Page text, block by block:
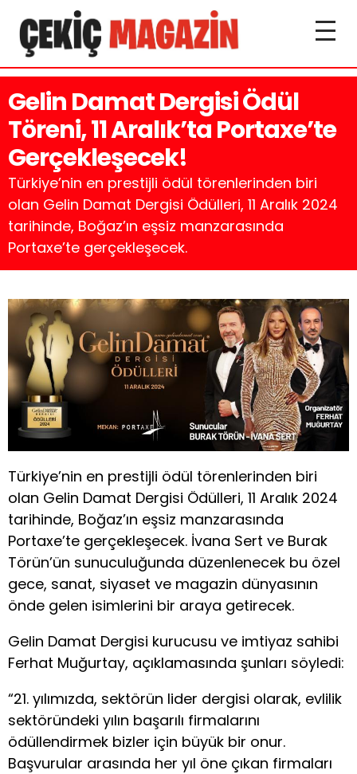
Gelin Damat Dergisi Ödül
Töreni, 11 Aralık’ta Portaxe’te
Gerçekleşecek!
Türkiye’nin en prestijli ödül törenlerinden biri
olan Gelin Damat Dergisi Ödülleri, 11 Aralık 2024
tarihinde, Boğaz’ın eşsiz manzarasında
Portaxe’te gerçekleşecek.
Türkiye’nin en prestijli ödül törenlerinden biri
olan Gelin Damat Dergisi Ödülleri, 11 Aralık 2024
tarihinde, Boğaz’ın eşsiz manzarasında
Portaxe’te gerçekleşecek. İvana Sert ve Burak
Törün’ün sunuculuğunda düzenlenecek bu özel
gece, sanat, siyaset ve magazin dünyasının
önde gelen isimlerini bir araya getirecek.
Gelin Damat Dergisi kurucusu ve imtiyaz sahibi
Ferhat Muğurtay, açıklamasında şunları söyledi:
“21. yılımızda, sektörün lider dergisi olarak, evlilik
sektöründeki yılın başarılı firmalarını
ödüllendirmek bizler için büyük bir onur.
Başvurular arasında her yıl öne çıkan firmaları